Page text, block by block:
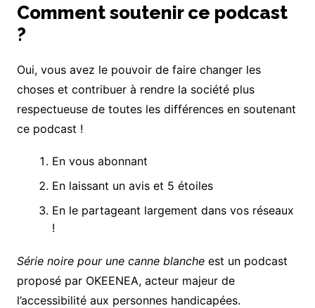
Comment soutenir ce podcast
?
Oui, vous avez le pouvoir de faire changer les
choses et contribuer à rendre la société plus
respectueuse de toutes les différences en soutenant
ce podcast !
En vous abonnant
En laissant un avis et 5 étoiles
En le partageant largement dans vos réseaux
!
Série noire pour une canne blanche est un podcast
proposé par OKEENEA, acteur majeur de
l’accessibilité aux personnes handicapées.